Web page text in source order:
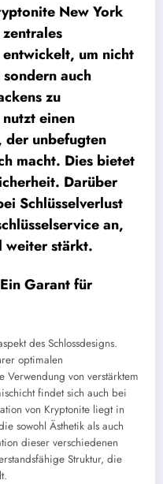
New York
um nicht
auch
zu
einen
der unbefugten
macht. Dies bietet
Darüber
Schlüsselverlust
an,
weiter stärkt.
Garant für
des Schlossdesigns.
optimalen
Verwendung von verstärktem
findet sich auch bei
von Kryptonite liegt in
sowohl Ästhetik als auch
dieser verschiedenen
Struktur, die